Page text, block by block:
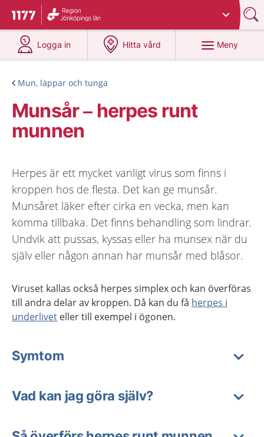
Till startsidan för 1177
Du har valt region
Logga in
på 1177.se
Hitta vård
på 1177.se
Meny
Mun, läppar och tunga
Munsår – herpes runt
munnen
Herpes är ett mycket vanligt virus som finns i
kroppen hos de flesta. Det kan ge munsår.
Munsåret läker efter cirka en vecka, men kan
komma tillbaka. Det finns behandling som lindrar.
Undvik att pussas, kyssas eller ha munsex när du
själv eller någon annan har munsår med blåsor.
Viruset kallas också herpes simplex och kan överföras
till andra delar av kroppen. Då kan du få herpes i
underlivet eller till exempel i ögonen.
Symtom
Vad kan jag göra själv?